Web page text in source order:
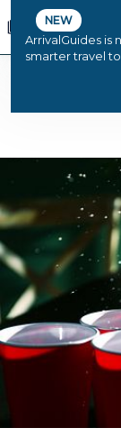
NEW
ArrivalGuides is
smarter travel